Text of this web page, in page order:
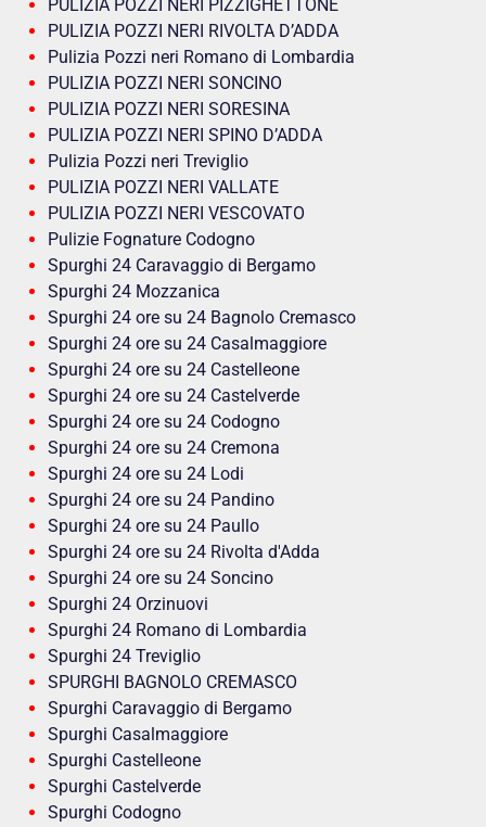
PULIZIA POZZI NERI PIZZIGHETTONE
PULIZIA POZZI NERI RIVOLTA D’ADDA
Pulizia Pozzi neri Romano di Lombardia
PULIZIA POZZI NERI SONCINO
PULIZIA POZZI NERI SORESINA
PULIZIA POZZI NERI SPINO D’ADDA
Pulizia Pozzi neri Treviglio
PULIZIA POZZI NERI VALLATE
PULIZIA POZZI NERI VESCOVATO
Pulizie Fognature Codogno
Spurghi 24 Caravaggio di Bergamo
Spurghi 24 Mozzanica
Spurghi 24 ore su 24 Bagnolo Cremasco
Spurghi 24 ore su 24 Casalmaggiore
Spurghi 24 ore su 24 Castelleone
Spurghi 24 ore su 24 Castelverde
Spurghi 24 ore su 24 Codogno
Spurghi 24 ore su 24 Cremona
Spurghi 24 ore su 24 Lodi
Spurghi 24 ore su 24 Pandino
Spurghi 24 ore su 24 Paullo
Spurghi 24 ore su 24 Rivolta d'Adda
Spurghi 24 ore su 24 Soncino
Spurghi 24 Orzinuovi
Spurghi 24 Romano di Lombardia
Spurghi 24 Treviglio
SPURGHI BAGNOLO CREMASCO
Spurghi Caravaggio di Bergamo
Spurghi Casalmaggiore
Spurghi Castelleone
Spurghi Castelverde
Spurghi Codogno